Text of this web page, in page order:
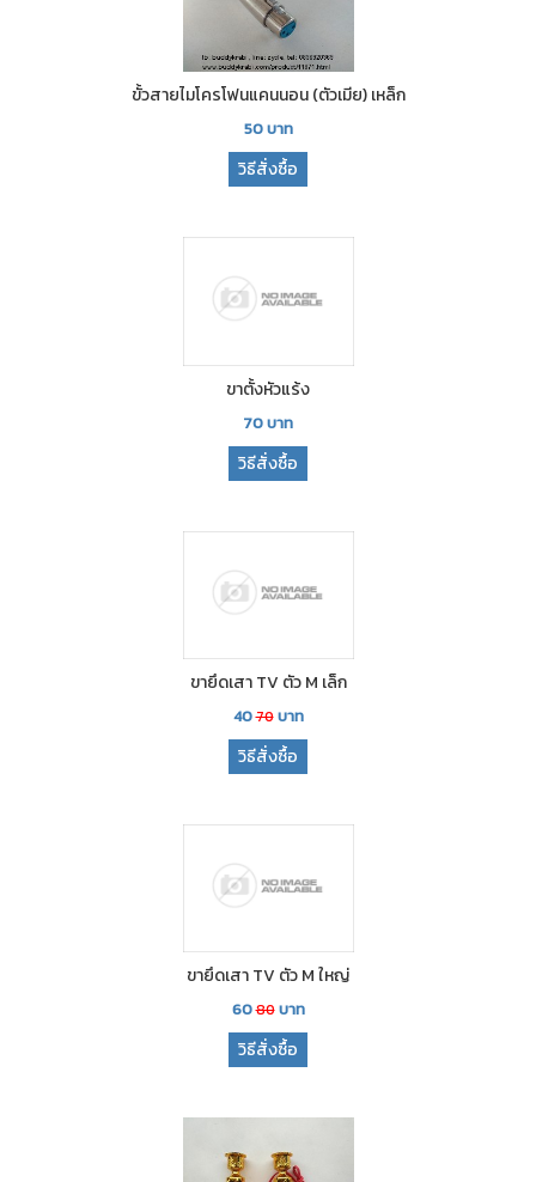
ขั้วสายไมโครโฟนแคนนอน (ตัวเมีย) เหล็ก
50บาท
วิธีสั่งซื้อ
ขาตั้งหัวแร้ง
70บาท
วิธีสั่งซื้อ
ขายึดเสา TV ตัว M เล็ก
4070บาท
วิธีสั่งซื้อ
ขายึดเสา TV ตัว M ใหญ่
6080บาท
วิธีสั่งซื้อ